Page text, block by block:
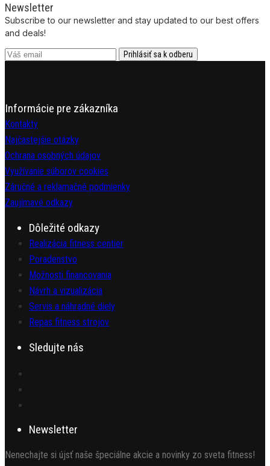
Newsletter
Subscribe to our newsletter and stay updated to our best offers
and deals!
Informácie pre zákazníka
Kontakty
Najčastejšie otázky
Ochrana osobných údajov
Využívanie súborov cookies
Záručné a reklamačné podmienky
Zaujímavé odkazy
Dôležité odkazy
Realizácia fitness centier
Poradenstvo
Možnosti financovania
Návrh a vizualizácia
Servis a náhradné diely
Repas fitness strojov
Sledujte nás
Newsletter
Nenechajte si újsť naše špeciálne akcie a novinky zo sveta fitness!